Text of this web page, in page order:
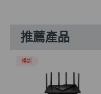
推薦產品
暢銷